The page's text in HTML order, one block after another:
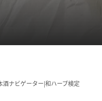
酒ナビゲーター|和ハーブ検定